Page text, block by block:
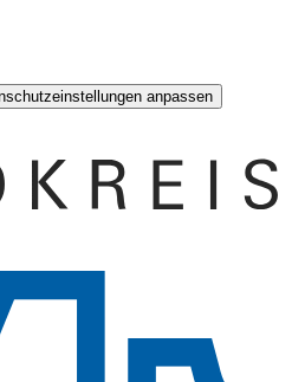
anpassen